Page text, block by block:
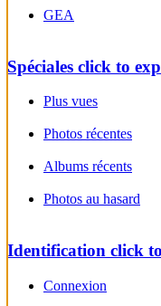
GEA
Spéciales click to
Plus vues
Photos récentes
Albums récents
Photos au hasard
Identification click
Connexion